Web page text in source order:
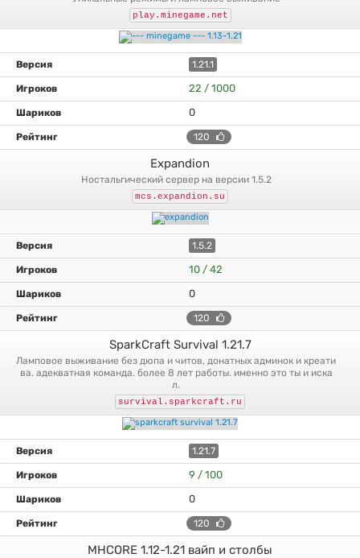
play.minegame.net
1.21.1
22 / 1000
0
120
Expandion
ностальгический сервер на версии 1.5.2
mcs.expandion.su
1.5.2
10 / 42
0
120
SparkCraft Survival 1.21.7
ламповое выживание без дюпа и читов, донатных админок и креати
ва. адекватная команда. более 8 лет работы. именно это ты и иска
л.
survival.sparkcraft.ru
1.21.7
9 / 100
0
120
MHCORE 1.12-1.21 вайп и столбы